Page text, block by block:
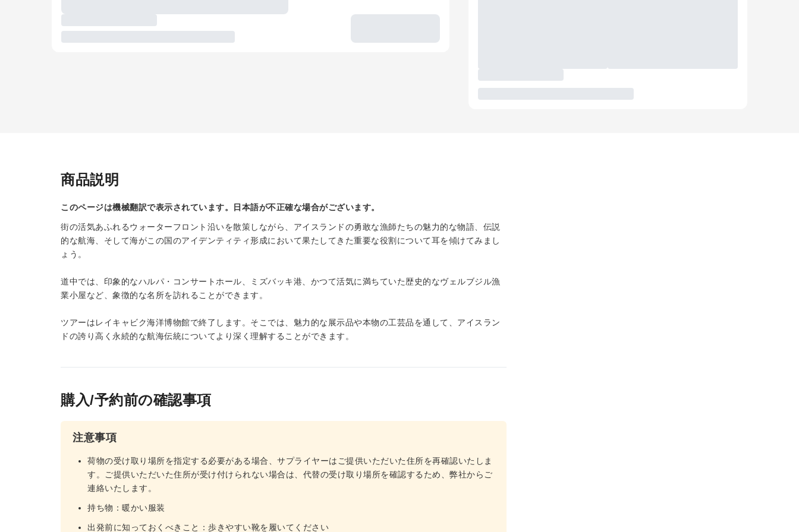
商品説明
このページは機械翻訳で表示されています。日本語が不正確な場合がございます。
街の活気あふれるウォーターフロント沿いを散策しながら、アイスランドの勇敢な漁師たちの魅力的な物語、伝説
的な航海、そして海がこの国のアイデンティティ形成において果たしてきた重要な役割について耳を傾けてみまし
ょう。
道中では、印象的なハルパ・コンサートホール、ミズバッキ港、かつて活気に満ちていた歴史的なヴェルブジル漁
業小屋など、象徴的な名所を訪れることができます。
ツアーはレイキャビク海洋博物館で終了します。そこでは、魅力的な展示品や本物の工芸品を通して、アイスラン
ドの誇り高く永続的な航海伝統についてより深く理解することができます。
購入/予約前の確認事項
注意事項
荷物の受け取り場所を指定する必要がある場合、サプライヤーはご提供いただいた住所を再確認いたしま
す。ご提供いただいた住所が受け付けられない場合は、代替の受け取り場所を確認するため、弊社からご
連絡いたします。
持ち物：暖かい服装
出発前に知っておくべきこと：歩きやすい靴を履いてください